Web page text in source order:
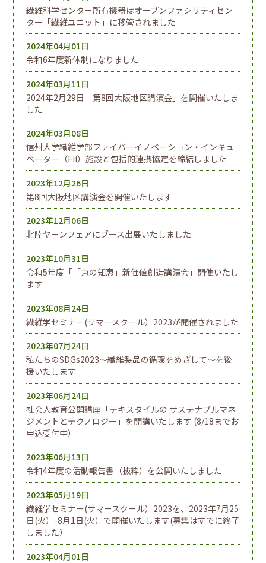
繊維科学センター所有機器はオープンファシリティセン
ター「繊維ユニット」に移管されました
2024年04月01日
令和6年度新体制になりました
2024年03月11日
2024年2月29日「第8回大阪地区講演会」を開催いたしま
した
2024年03月08日
信州大学繊維学部ファイバーイノベーション・インキュ
ベーター（Fii）施設と包括的連携協定を締結しました
2023年12月26日
第8回大阪地区講演会を開催いたします
2023年12月06日
北陸ヤーンフェアにブース出展いたしました
2023年10月31日
令和5年度「「京の知恵」新価値創造講演会」開催いたし
ます
2023年08月24日
繊維学セミナー(サマースクール）2023が開催されました
2023年07月24日
私たちのSDGs2023～繊維製品の循環をめざして～を後
援いたします
2023年06月24日
社会人教育公開講座「テキスタイルの サステナブルマネ
ジメントとテクノロジー」を開講いたします (8/18までお
申込受付中）
2023年06月13日
令和4年度の活動報告書（抜粋）を公開いたしました
2023年05月19日
繊維学セミナー(サマースクール）2023を、2023年7月25
日(火）-8月1日(火）で開催いたします(募集はすでに終了
しました）
2023年04月01日